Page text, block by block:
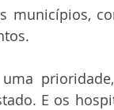
municípios,
E os